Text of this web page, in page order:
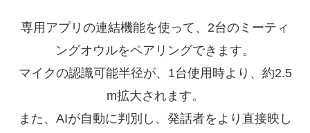
専用アプリの連結機能を使って、2台のミーティ
ングオウルをペアリングできます。
マイクの認識可能半径が、1台使用時より、約2.5
m拡大されます。
また、AIが自動に判別し、発話者をより直接映し